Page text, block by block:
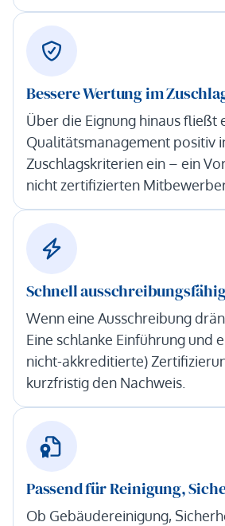
Bessere Wertung im
Über die Eignung hinaus fließt
Qualitätsmanagement positiv
Zuschlagskriterien ein – ein
nicht zertifizierten
Schnell
Wenn eine Ausschreibung
Eine schlanke Einführung und
nicht-akkreditierte)
kurzfristig den Nachweis.
Passend für Reinigung,
Ob Gebäudereinigung,